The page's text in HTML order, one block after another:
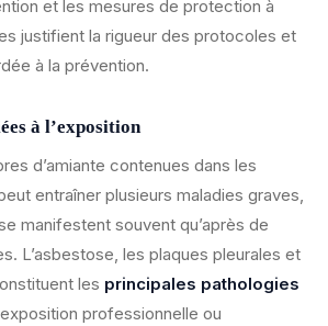
et les mesures de protection à
justifient la rigueur des protocoles et
à la prévention.
à l’exposition
d’amiante contenues dans les
entraîner plusieurs maladies graves,
manifestent souvent qu’après de
L’asbestose, les plaques pleurales et
les principales pathologies
professionnelle ou